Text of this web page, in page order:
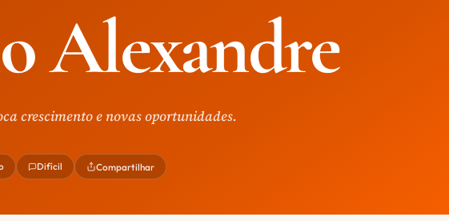
Alexandre
crescimento e novas oportunidades.
Difícil Compartilhar